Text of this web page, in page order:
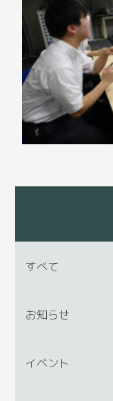
すべて
お知らせ
イベント